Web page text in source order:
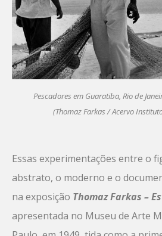
Pescadores em Guaratiba, Rio de
(Thomaz Farkas / Acervo
Essas experimentações entre o
abstrato, o moderno e o
na exposição Thomaz Farkas –
apresentada no Museu de Arte